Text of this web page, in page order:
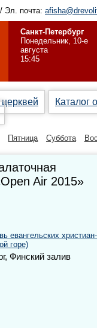
/ Эл. почта:
Санкт-Петербург
Понедельник, 10-е
августа
15:45
Каталог
Пятница Суббота
Air 2015»
евангельских христиан-
горе)
Финский залив